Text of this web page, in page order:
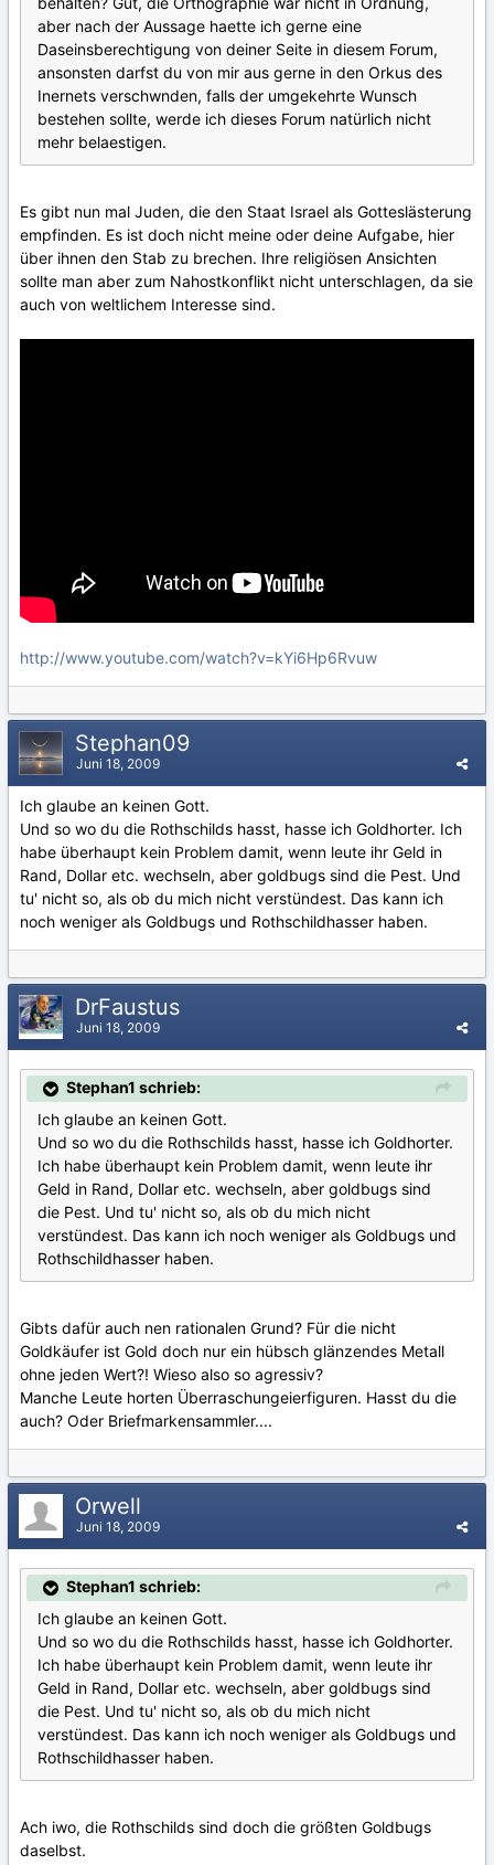
aber nach der Aussage haette ich gerne eine
Daseinsberechtigung von deiner Seite in diesem Forum,
ansonsten darfst du von mir aus gerne in den Orkus des
Inernets verschwnden, falls der umgekehrte Wunsch
bestehen sollte, werde ich dieses Forum natürlich nicht
mehr belaestigen.
Es gibt nun mal Juden, die den Staat Israel als Gotteslästerung
empfinden. Es ist doch nicht meine oder deine Aufgabe, hier
über ihnen den Stab zu brechen. Ihre religiösen Ansichten
sollte man aber zum Nahostkonflikt nicht unterschlagen, da sie
auch von weltlichem Interesse sind.
http://www.youtube.com/watch?v=kYi6Hp6Rvuw
Stephan09
Juni 18, 2009
Ich glaube an keinen Gott.
Und so wo du die Rothschilds hasst, hasse ich Goldhorter. Ich
habe überhaupt kein Problem damit, wenn leute ihr Geld in
Rand, Dollar etc. wechseln, aber goldbugs sind die Pest. Und
tu' nicht so, als ob du mich nicht verstündest. Das kann ich
noch weniger als Goldbugs und Rothschildhasser haben.
DrFaustus
Juni 18, 2009
Stephan1 schrieb:
Ich glaube an keinen Gott.
Und so wo du die Rothschilds hasst, hasse ich Goldhorter.
Ich habe überhaupt kein Problem damit, wenn leute ihr
Geld in Rand, Dollar etc. wechseln, aber goldbugs sind
die Pest. Und tu' nicht so, als ob du mich nicht
verstündest. Das kann ich noch weniger als Goldbugs und
Rothschildhasser haben.
Gibts dafür auch nen rationalen Grund? Für die nicht
Goldkäufer ist Gold doch nur ein hübsch glänzendes Metall
ohne jeden Wert?! Wieso also so agressiv?
Manche Leute horten Überraschungeierfiguren. Hasst du die
auch? Oder Briefmarkensammler....
Orwell
Juni 18, 2009
Stephan1 schrieb:
Ich glaube an keinen Gott.
Und so wo du die Rothschilds hasst, hasse ich Goldhorter.
Ich habe überhaupt kein Problem damit, wenn leute ihr
Geld in Rand, Dollar etc. wechseln, aber goldbugs sind
die Pest. Und tu' nicht so, als ob du mich nicht
verstündest. Das kann ich noch weniger als Goldbugs und
Rothschildhasser haben.
Ach iwo, die Rothschilds sind doch die größten Goldbugs
daselbst.